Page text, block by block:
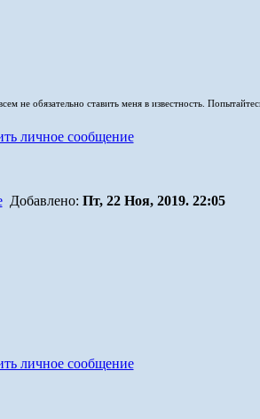
не обязательно ставить меня в известность.
Добавлено: Пт, 22 Ноя, 2019. 22:05